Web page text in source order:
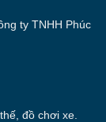
ty TNHH Phúc
đồ chơi xe.